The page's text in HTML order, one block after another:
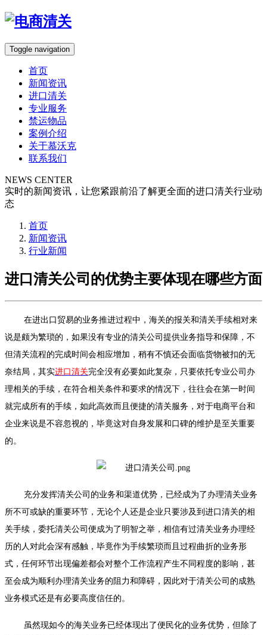
Toggle navigation
首页
新闻资讯
进口清关
专业服务
禁运物品
案例介绍
关于慕沃克
联系我们
NEWS CENTER
实时的新闻资讯，让您紧跟前沿了解更全面的进口清关行业动
态
首页
新闻资讯
行业新闻
进口清关公司的优势主要体现在哪些方面
在进出口贸易的业务推进过程中，海关的报关和清关手续相对来
说是颇为繁琐的，如果没有专业的清关公司提供业务指导和保障，不
但清关流程的完成时间会相应增加，稍有不慎还会面临货物被扣的无
奈结局，其实进口清关完全没有必要如此复杂，只要依托专业公司办
理相关的手续，在符合相关条件和要求的情况下，往往会在第一时间
就完成所有的手续，如此高效而且便捷的清关服务，对于电商平台和
企业来说是不容忽视的，毕竟这对自身发展和口碑的维护是至关重要
的。
充分发挥清关公司的业务和渠道优势，已经成为了办理清关业务
所不可或缺的重要环节，无论个人还是企业只要涉及到进口清关的相
关手续，委托清关公司便成为了明智之举，相信有过清关业务办理经
历的人对此会深有感触，毕竟作为手续繁琐而且过程曲折的业务形
式，任何环节出现偏差都会对整个工作流程产生不同程度的影响，甚
至会成为顺利办理清关业务的阻力和障碍，因此对于清关公司的成熟
业务模式还是有必要高度信任的。
虽然现如今的海关业务已经体现出了便民化的业务优势，但除了